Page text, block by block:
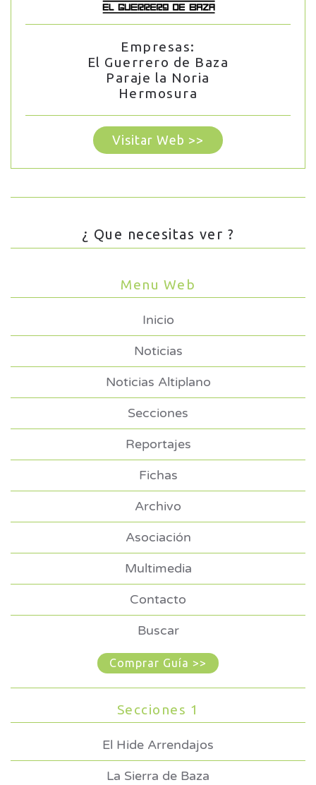
Empresas:
El Guerrero de Baza
Paraje la Noria
Hermosura
Visitar Web >>
¿ Que necesitas ver ?
Menu Web
Inicio
Noticias
Noticias Altiplano
Secciones
Reportajes
Fichas
Archivo
Asociación
Multimedia
Contacto
Buscar
Comprar Guía >>
Secciones 1
El Hide Arrendajos
La Sierra de Baza